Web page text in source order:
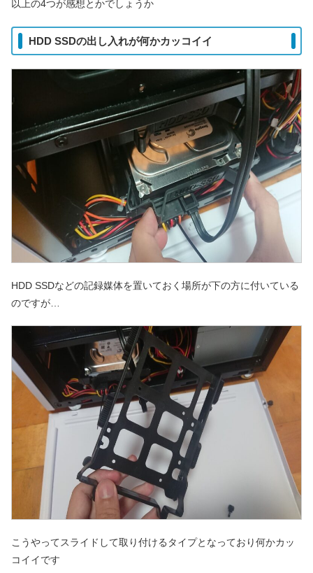
以上の4つが感想とかでしょうか
HDD SSDの出し入れが何かカッコイイ
HDD SSDなどの記録媒体を置いておく場所が下の方に付いている
のですが…
こうやってスライドして取り付けるタイプとなっており何かカッ
コイイです